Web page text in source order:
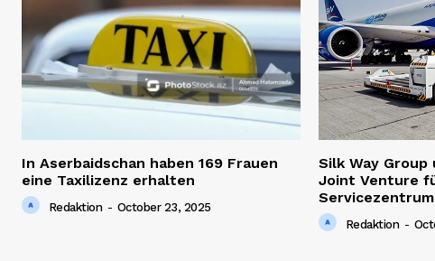
In Aserbaidschan haben 169 Frauen
eine Taxilizenz erhalten
Redaktion - October 23, 2025
Silk Way
Joint Venture
Redaktion -